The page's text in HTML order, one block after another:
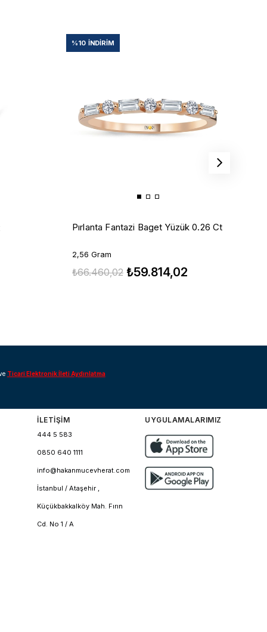
Pırlanta Fantazi Baget Yüzük 0.26 Ct
2,56 Gram
₺59.814,02
₺66.460,02
%10 İNDIRIM
Ticari Elektronik İleti Aydınlatma
İLETİŞİM
444 5 583
0850 640 1111
info@hakanmucevherat.com
İstanbul / Ataşehir ,
Küçükbakkalköy Mah. Fırın
Cd. No 1 / A
UYGULAMALARIMIZ